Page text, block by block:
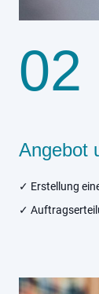
02
Angebot
✓ Erstellung
✓